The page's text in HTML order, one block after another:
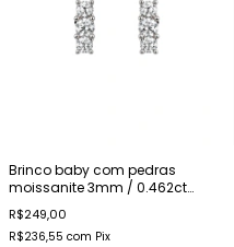
Brinco baby com pedras
moissanite 3mm / 0.462ct
prata rodinada
R$249,00
R$236,55 com Pix